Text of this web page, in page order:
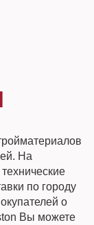
На
по городу
о
Вы можете